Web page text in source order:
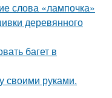
слова «лампочка»
деревянного
багет в
своими руками.